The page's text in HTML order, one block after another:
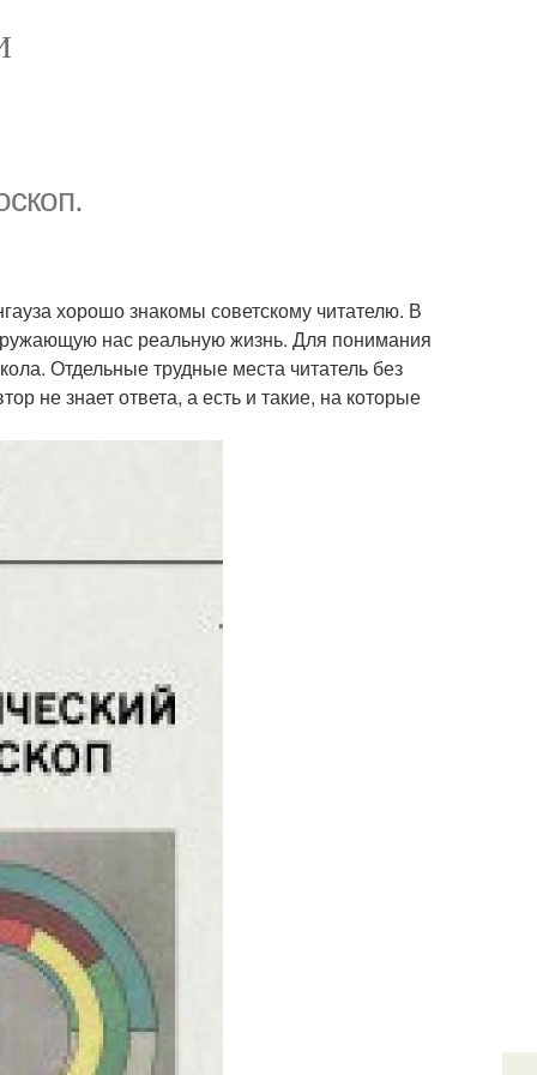
хорошо знакомы советскому читателю. В
нас реальную жизнь. Для понимания
Отдельные трудные места читатель без
не знает ответа, а есть и такие, на которые